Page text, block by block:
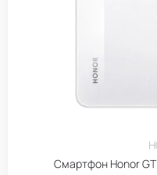
Смартфон Honor